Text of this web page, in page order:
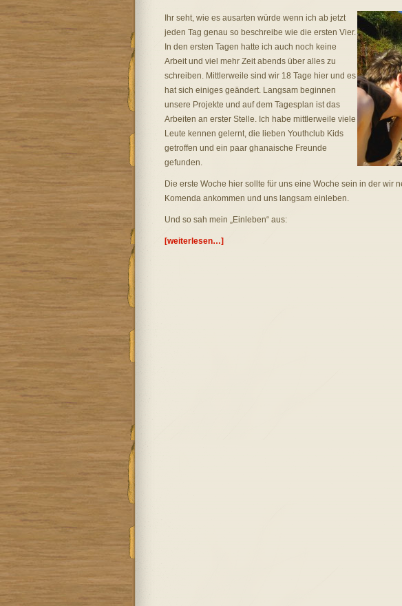
Ihr seht, wie es ausarten würde wenn ich ab jetzt
jeden Tag genau so beschreibe wie die ersten Vier.
In den ersten Tagen hatte ich auch noch keine
Arbeit und viel mehr Zeit abends über alles zu
schreiben. Mittlerweile sind wir 18 Tage hier und es
hat sich einiges geändert. Langsam beginnen
unsere Projekte und auf dem Tagesplan ist das
Arbeiten an erster Stelle. Ich habe mittlerweile viele
Leute kennen gelernt, die lieben Youthclub Kids
getroffen und ein paar ghanaische Freunde
gefunden.
Die erste Woche hier sollte für uns eine Woche sein in der wir
Komenda ankommen und uns langsam einleben.
Und so sah mein „Einleben“ aus:
[weiterlesen…]